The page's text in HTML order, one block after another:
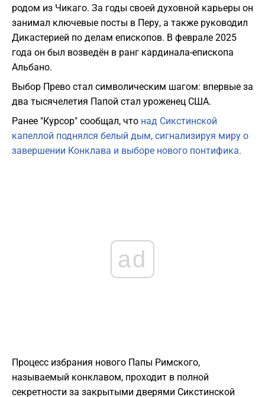
родом из Чикаго. За годы своей духовной карьеры он
занимал ключевые посты в Перу, а также руководил
Дикастерией по делам епископов. В феврале 2025
года он был возведён в ранг кардинала-епископа
Альбано.
Выбор Прево стал символическим шагом: впервые за
два тысячелетия Папой стал уроженец США.
Ранее "Курсор" сообщал, что над Сикстинской
капеллой поднялся белый дым, сигнализируя миру о
завершении Конклава и выборе нового понтифика.
ad
Процесс избрания нового Папы Римского,
называемый конклавом, проходит в полной
секретности за закрытыми дверями Сикстинской